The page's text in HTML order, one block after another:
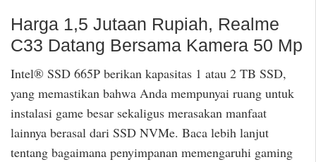
Harga 1,5 Jutaan Rupiah, Realme
C33 Datang Bersama Kamera 50 Mp
Intel® SSD 665P berikan kapasitas 1 atau 2 TB SSD,
yang memastikan bahwa Anda mempunyai ruang untuk
instalasi game besar sekaligus merasakan manfaat
lainnya berasal dari SSD NVMe. Baca lebih lanjut
tentang bagaimana penyimpanan memengaruhi gaming